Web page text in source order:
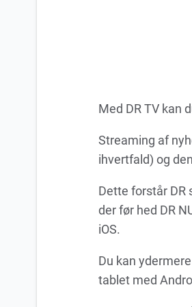
Med DR TV kan
Streaming af
ihvertfald) og
Dette forstår DR
der før hed DR
iOS.
Du kan
tablet med